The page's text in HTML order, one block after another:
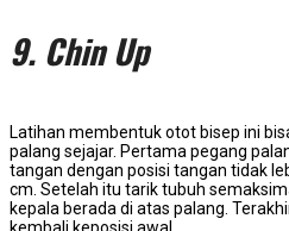
9. Chin Up
Latihan membentuk otot bisep ini
palang sejajar. Pertama pegang
tangan dengan posisi tangan tidak
cm. Setelah itu tarik tubuh
kepala berada di atas palang.
kembali keposisi awal.